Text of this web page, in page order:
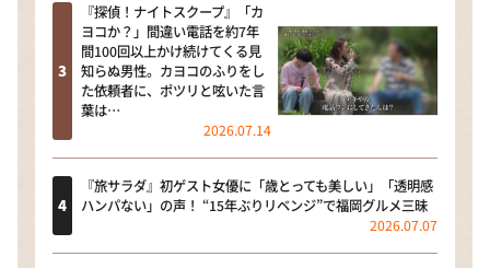
『探偵！ナイトスクープ』「カ
ヨコか？」間違い電話を約7年
間100回以上かけ続けてくる見
知らぬ男性。カヨコのふりをし
た依頼者に、ポツリと呟いた言
葉は…
2026.07.14
『旅サラダ』初ゲスト女優に「歳とっても美しい」「透明感
ハンパない」の声！ “15年ぶりリベンジ”で福岡グルメ三昧
2026.07.07